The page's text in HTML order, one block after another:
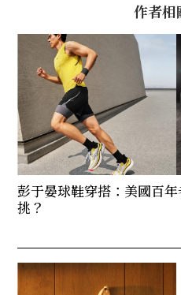
作者相
彭于晏球鞋穿搭：美國百
挑？